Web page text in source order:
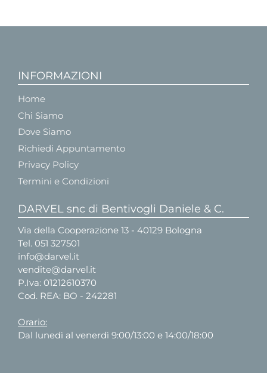
INFORMAZIONI
Home
Chi Siamo
Dove Siamo
Richiedi Appuntamento
Privacy Policy
Termini e Condizioni
DARVEL snc di Bentivogli Daniele & C.
Via della Cooperazione 13 - 40129 Bologna
Tel. 051 327501
info@darvel.it
vendite@darvel.it
P.Iva: 01212610370
Cod. REA: BO - 242281
Orario:
Dal lunedì al venerdì 9:00/13:00 e 14:00/18:00